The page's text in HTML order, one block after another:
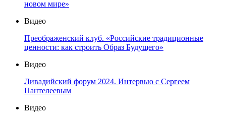
новом мире»
Видео
Преображенский клуб. «Российские традиционные
ценности: как строить Образ Будущего»
Видео
Ливадийский форум 2024. Интервью с Сергеем
Пантелеевым
Видео